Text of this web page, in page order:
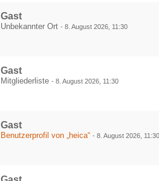
Gast
Unbekannter Ort-8. August 2026, 11:30
Gast
Mitgliederliste-8. August 2026, 11:30
Gast
Benutzerprofil von „heica“ -8. August 2026, 11:30